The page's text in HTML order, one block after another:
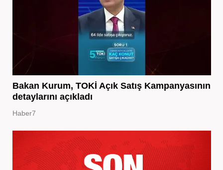
Bakan Kurum, TOKİ Açık Satış Kampanyasının
detaylarını açıkladı
Haber7